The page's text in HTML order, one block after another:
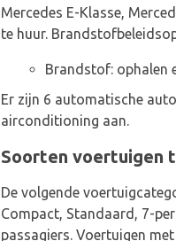
Mercedes E-Klasse,
te huur.
Brandstof: ophalen
Er zijn 6 automatische
airconditioning aan.
Soorten voertuigen
De volgende
Compact, Standaard, 7-
passagiers. Voertuigen